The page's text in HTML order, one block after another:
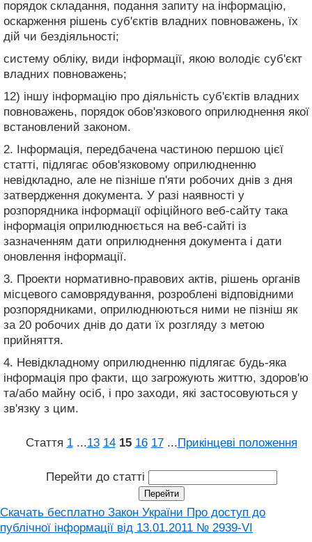
порядок складання, подання запиту на інформацію,
оскарження рішень суб'єктів владних повноважень, їх
дій чи бездіяльності;
систему обліку, види інформації, якою володіє суб'єкт
владних повноважень;
12) іншу інформацію про діяльність суб'єктів владних
повноважень, порядок обов'язкового оприлюднення якої
встановлений законом.
2. Інформація, передбачена частиною першою цієї
статті, підлягає обов'язковому оприлюдненню
невідкладно, але не пізніше п'яти робочих днів з дня
затвердження документа. У разі наявності у
розпорядника інформації офіційного веб-сайту така
інформація оприлюднюється на веб-сайті із
зазначенням дати оприлюднення документа і дати
оновлення інформації.
3. Проекти нормативно-правових актів, рішень органів
місцевого самоврядування, розроблені відповідними
розпорядниками, оприлюднюються ними не пізніш як
за 20 робочих днів до дати їх розгляду з метою
прийняття.
4. Невідкладному оприлюдненню підлягає будь-яка
інформація про факти, що загрожують життю, здоров'ю
та/або майну осіб, і про заходи, які застосовуються у
зв'язку з цим.
Стаття 1 ...13 14 15 16 17 ...Прикінцеві положення
Перейти до статті
Скачать бесплатно Закон України Про доступ до
публічної інформації вiд 13.01.2011 № 2939-VI